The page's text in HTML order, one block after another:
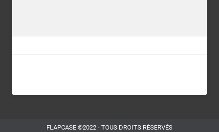
FLAPCASE ©2022 - TOUS DROITS RÉSERVÉS